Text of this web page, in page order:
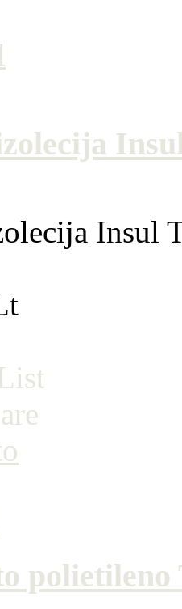
Insul
polietileno